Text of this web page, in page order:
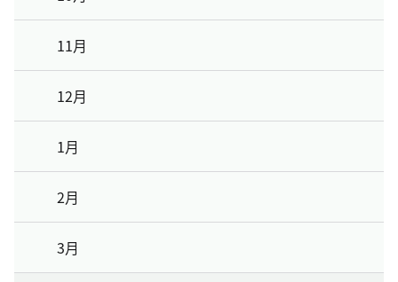
11月
12月
1月
2月
3月